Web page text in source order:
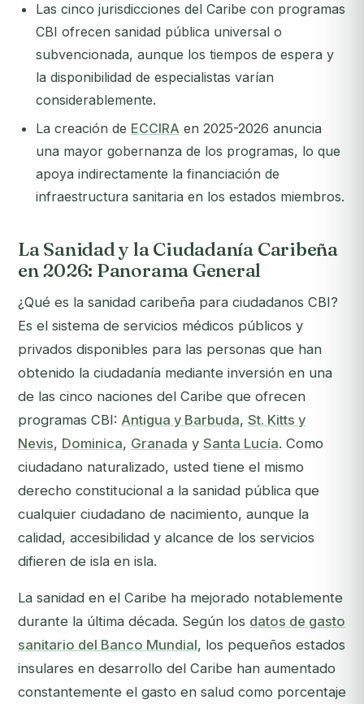
Las cinco jurisdicciones del Caribe con programas
CBI ofrecen sanidad pública universal o
subvencionada, aunque los tiempos de espera y
la disponibilidad de especialistas varían
considerablemente.
La creación de ECCIRA en 2025-2026 anuncia
una mayor gobernanza de los programas, lo que
apoya indirectamente la financiación de
infraestructura sanitaria en los estados miembros.
La Sanidad y la Ciudadanía Caribeña
en 2026: Panorama General
¿Qué es la sanidad caribeña para ciudadanos CBI?
Es el sistema de servicios médicos públicos y
privados disponibles para las personas que han
obtenido la ciudadanía mediante inversión en una
de las cinco naciones del Caribe que ofrecen
programas CBI: Antigua y Barbuda, St. Kitts y
Nevis, Dominica, Granada y Santa Lucía. Como
ciudadano naturalizado, usted tiene el mismo
derecho constitucional a la sanidad pública que
cualquier ciudadano de nacimiento, aunque la
calidad, accesibilidad y alcance de los servicios
difieren de isla en isla.
La sanidad en el Caribe ha mejorado notablemente
durante la última década. Según los datos de gasto
sanitario del Banco Mundial, los pequeños estados
insulares en desarrollo del Caribe han aumentado
constantemente el gasto en salud como porcentaje